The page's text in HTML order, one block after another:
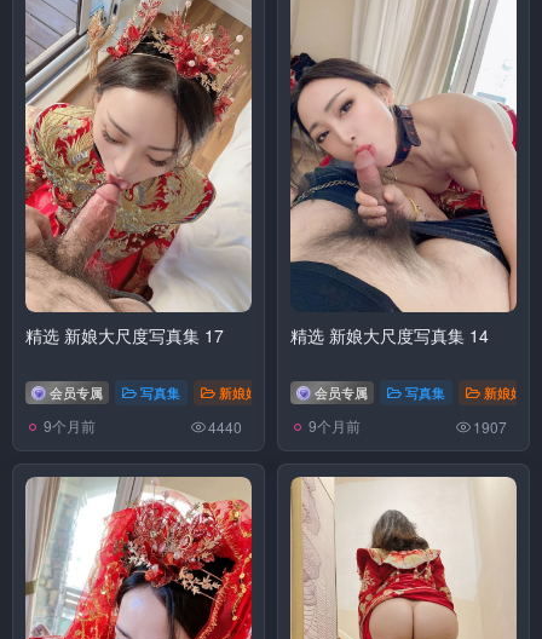
精选 新娘大尺度写真集 17
会员专属 写真集 新娘婚纱
9个月前 4440
精选 新娘大尺度写真集 14
会员专属 写真集 新娘婚纱
9个月前 1907